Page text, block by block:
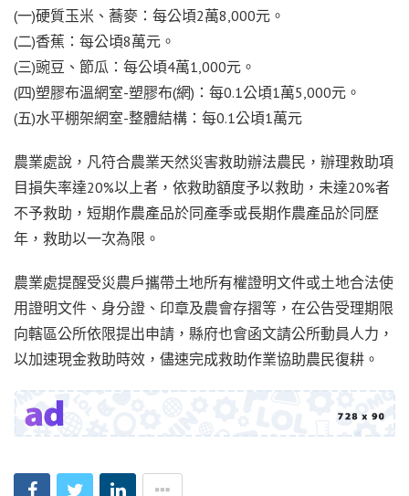
(一)硬質玉米、蕎麥：每公頃2萬8,000元。
(二)香蕉：每公頃8萬元。
(三)豌豆、節瓜：每公頃4萬1,000元。
(四)塑膠布溫網室-塑膠布(網)：每0.1公頃1萬5,000元。
(五)水平棚架網室-整體結構：每0.1公頃1萬元
農業處說，凡符合農業天然災害救助辦法農民，辦理救助項
目損失率達20%以上者，依救助額度予以救助，未達20%者
不予救助，短期作農產品於同產季或長期作農產品於同歷
年，救助以一次為限。
農業處提醒受災農戶攜帶土地所有權證明文件或土地合法使
用證明文件、身分證、印章及農會存摺等，在公告受理期限
向轄區公所依限提出申請，縣府也會函文請公所動員人力，
以加速現金救助時效，儘速完成救助作業協助農民復耕。